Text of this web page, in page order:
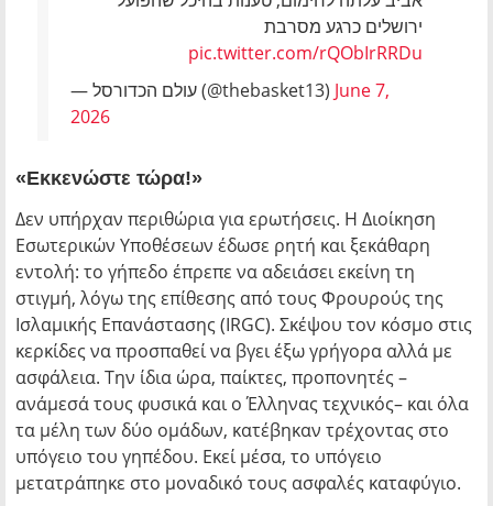
ירושלים כרגע מסרבת
pic.twitter.com/rQObIrRRDu
— עולם הכדורסל (@thebasket13) June 7,
2026
«Εκκενώστε τώρα!»
Δεν υπήρχαν περιθώρια για ερωτήσεις. Η Διοίκηση
Εσωτερικών Υποθέσεων έδωσε ρητή και ξεκάθαρη
εντολή: το γήπεδο έπρεπε να αδειάσει εκείνη τη
στιγμή, λόγω της επίθεσης από τους Φρουρούς της
Ισλαμικής Επανάστασης (IRGC). Σκέψου τον κόσμο στις
κερκίδες να προσπαθεί να βγει έξω γρήγορα αλλά με
ασφάλεια. Την ίδια ώρα, παίκτες, προπονητές –
ανάμεσά τους φυσικά και ο Έλληνας τεχνικός– και όλα
τα μέλη των δύο ομάδων, κατέβηκαν τρέχοντας στο
υπόγειο του γηπέδου. Εκεί μέσα, το υπόγειο
μετατράπηκε στο μοναδικό τους ασφαλές καταφύγιο.